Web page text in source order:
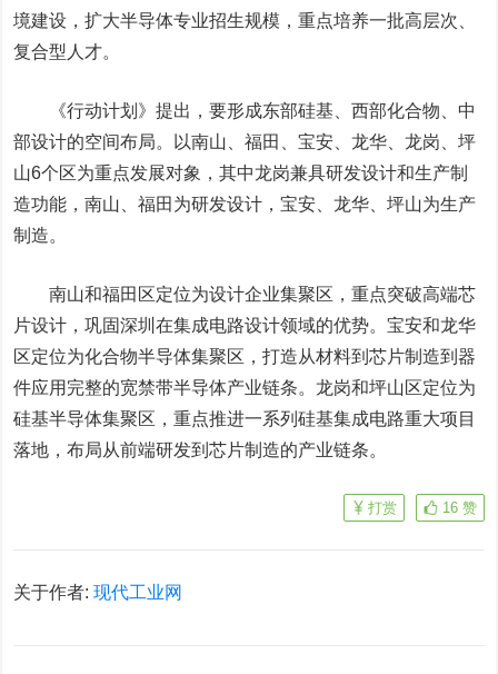
境建设，扩大半导体专业招生规模，重点培养一批高层次、
复合型人才。
《行动计划》提出，要形成东部硅基、西部化合物、中
部设计的空间布局。以南山、福田、宝安、龙华、龙岗、坪
山6个区为重点发展对象，其中龙岗兼具研发设计和生产制
造功能，南山、福田为研发设计，宝安、龙华、坪山为生产
制造。
南山和福田区定位为设计企业集聚区，重点突破高端芯
片设计，巩固深圳在集成电路设计领域的优势。宝安和龙华
区定位为化合物半导体集聚区，打造从材料到芯片制造到器
件应用完整的宽禁带半导体产业链条。龙岗和坪山区定位为
硅基半导体集聚区，重点推进一系列硅基集成电路重大项目
落地，布局从前端研发到芯片制造的产业链条。
16 赞
打赏
关于作者:现代工业网